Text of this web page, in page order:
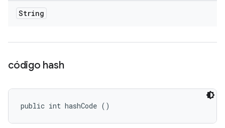
String
código hash
public int hashCode ()